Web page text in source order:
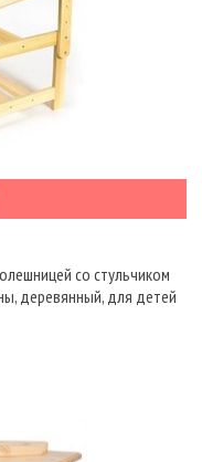
со стульчиком
деревянный, для детей